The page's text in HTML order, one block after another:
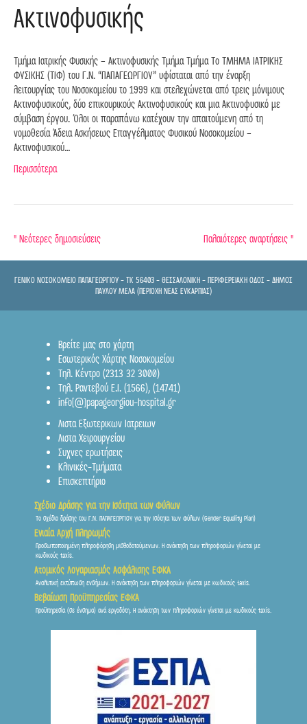
Ακτινοφυσικής
Τμήμα Ιατρικής Φυσικής – Ακτινοφυσικής Τμήμα Τμήμα Το ΤΜΗΜΑ ΙΑΤΡΙΚΗΣ
ΦΥΣΙΚΗΣ (ΤΙΦ) του Γ.Ν. “ΠΑΠΑΓΕΩΡΓΙΟΥ” υφίσταται από την έναρξη
λειτουργίας του Νοσοκομείου το 1999 και στελεχώνεται από τρεις μόνιμους
Ακτινοφυσικούς, δύο επικουρικούς Ακτινοφυσικούς και μια Ακτινοφυσικό με
σύμβαση έργου. Όλοι οι παραπάνω κατέχουν την απαιτούμενη από τη
νομοθεσία Άδεια Ασκήσεως Επαγγέλματος Φυσικού Νοσοκομείου –
Ακτινοφυσικού…
Περισσότερα
" Νεότερες δημοσιεύσεις Παλαιότερες αναρτήσεις "
ΓΕΝΙΚΟ ΝΟΣΟΚΟΜΕΙΟ ΠΑΠΑΓΕΩΡΓΙΟΥ - TK 56403 - ΘΕΣΣΑΛΟΝΙΚΗ - ΠΕΡΙΦΕΡΕΙΑΚΗ ΟΔΟΣ - ΔΗΜΟΣ
ΠΑΥΛΟΥ ΜΕΛΑ (ΠΕΡΙΟΧΗ ΝΕΑΣ ΕΥΚΑΡΠΙΑΣ)
Βρείτε μας στο χάρτη
Εσωτερικός Χάρτης Νοσοκομείου
Τηλ. Κέντρο (2313 32 3000)
Τηλ. Ραντεβού Ε.Ι. (1566), (14741)
info[@]papageorgiou-hospital.gr
Λιστα Εξωτερικων Ιατρειων
Λιστα Χειρουργείου
Συχνες ερωτήσεις
Κλινικές-Τμήματα
Επισκεπτήριο
Σχέδιο Δράσης για την Ισότητα των Φύλων
Το σχέδιο δράσης του Γ.Ν. ΠΑΠΑΓΕΩΡΓΙΟΥ για την Ισότητα των Φύλων (Gender Equality Plan)
Ενιαία Αρχή Πληρωμής
Προσωποποιημένη πληροφόρηση μισθοδοτούμενων. Η ανάκτηση των πληροφοριών γίνεται με
κωδικούς taxis.
Ατομικός Λογαριασμός Ασφάλισης ΕΦΚΑ
Αναλυτική εκτύπωση ενσήμων. Η ανάκτηση των πληροφοριών γίνεται με κωδικούς taxis.
Βεβαίωση Προϋπηρεσίας ΕΦΚΑ
Προϋπηρεσία (σε ένσημα) ανά εργοδότη. Η ανάκτηση των πληροφοριών γίνεται με κωδικούς taxis.